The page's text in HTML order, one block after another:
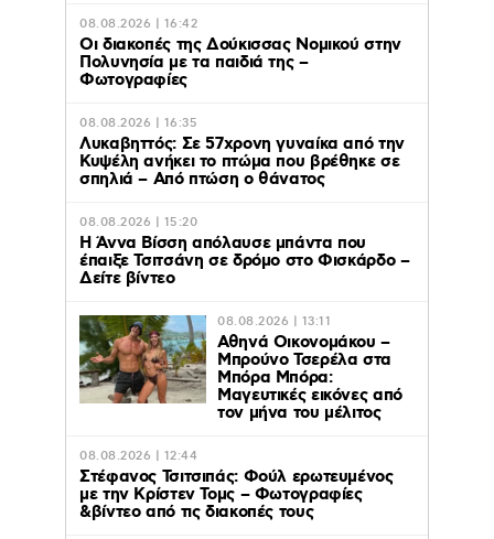
08.08.2026 | 16:42
Οι διακοπές της Δούκισσας Νομικού στην
Πολυνησία με τα παιδιά της –
Φωτογραφίες
08.08.2026 | 16:35
Λυκαβηττός: Σε 57χρονη γυναίκα από την
Κυψέλη ανήκει το πτώμα που βρέθηκε σε
σπηλιά – Από πτώση ο θάνατος
08.08.2026 | 15:20
Η Άννα Βίσση απόλαυσε μπάντα που
έπαιξε Τσιτσάνη σε δρόμο στο Φισκάρδο –
Δείτε βίντεο
08.08.2026 | 13:11
Αθηνά Οικονομάκου –
Μπρούνο Τσερέλα στα
Μπόρα Μπόρα:
Mαγευτικές εικόνες από
τον μήνα του μέλιτος
08.08.2026 | 12:44
Στέφανος Τσιτσιπάς: Φούλ ερωτευμένος
με την Κρίστεν Τομς – Φωτογραφίες
&βίντεο από τις διακοπές τους